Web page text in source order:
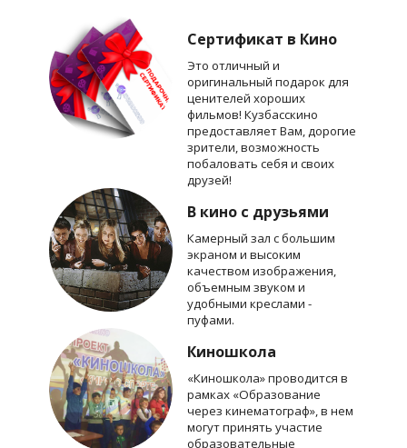
Сертификат в Кино
Это отличный и
оригинальный подарок для
ценителей хороших
фильмов! Кузбасскино
предоставляет Вам, дорогие
зрители, возможность
побаловать себя и своих
друзей!
В кино с друзьями
Камерный зал с большим
экраном и высоким
качеством изображения,
объемным звуком и
удобными креслами -
пуфами.
Киношкола
«Киношкола» проводится в
рамках «Образование
через кинематограф», в нем
могут принять участие
образовательные